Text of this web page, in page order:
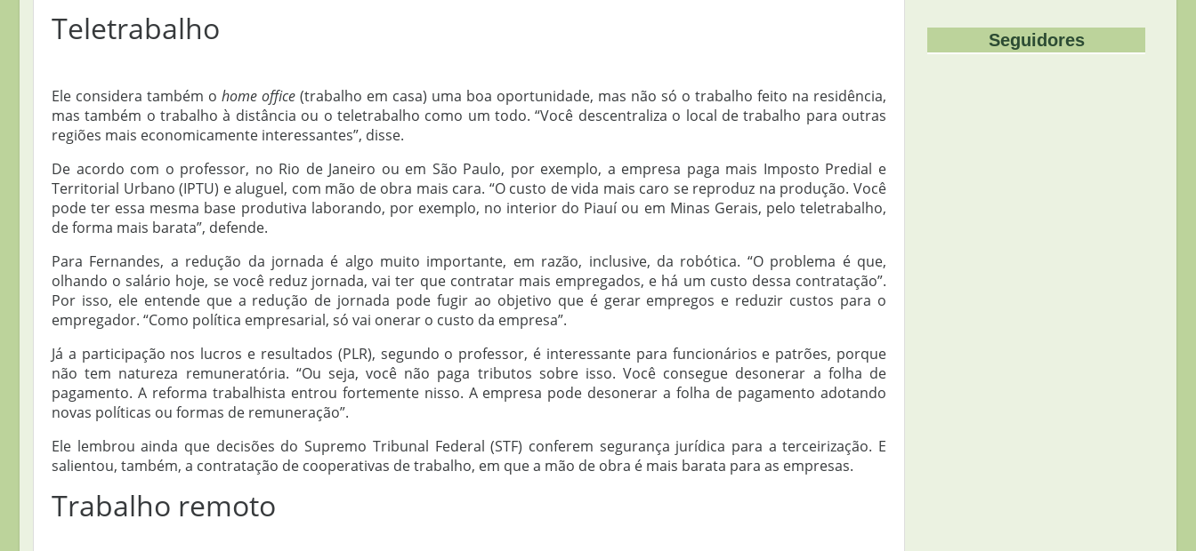
Teletrabalho
Ele considera também o home office (trabalho em casa) uma boa oportunidade, mas não só o trabalho feito na residência,
mas também o trabalho à distância ou o teletrabalho como um todo. “Você descentraliza o local de trabalho para outras
regiões mais economicamente interessantes”, disse.
De acordo com o professor, no Rio de Janeiro ou em São Paulo, por exemplo, a empresa paga mais Imposto Predial e
Territorial Urbano (IPTU) e aluguel, com mão de obra mais cara. “O custo de vida mais caro se reproduz na produção. Você
pode ter essa mesma base produtiva laborando, por exemplo, no interior do Piauí ou em Minas Gerais, pelo teletrabalho,
de forma mais barata”, defende.
Para Fernandes, a redução da jornada é algo muito importante, em razão, inclusive, da robótica. “O problema é que,
olhando o salário hoje, se você reduz jornada, vai ter que contratar mais empregados, e há um custo dessa contratação”.
Por isso, ele entende que a redução de jornada pode fugir ao objetivo que é gerar empregos e reduzir custos para o
empregador. “Como política empresarial, só vai onerar o custo da empresa”.
Já a participação nos lucros e resultados (PLR), segundo o professor, é interessante para funcionários e patrões, porque
não tem natureza remuneratória. “Ou seja, você não paga tributos sobre isso. Você consegue desonerar a folha de
pagamento. A reforma trabalhista entrou fortemente nisso. A empresa pode desonerar a folha de pagamento adotando
novas políticas ou formas de remuneração”.
Ele lembrou ainda que decisões do Supremo Tribunal Federal (STF) conferem segurança jurídica para a terceirização. E
salientou, também, a contratação de cooperativas de trabalho, em que a mão de obra é mais barata para as empresas.
Trabalho remoto
Seguidores